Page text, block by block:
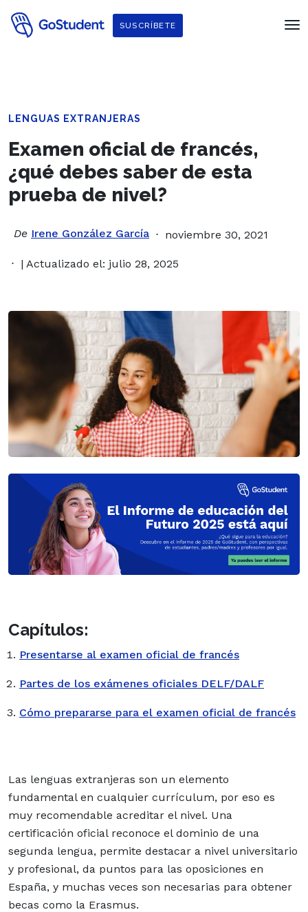
SUSCRÍBETE
LENGUAS EXTRANJERAS
Examen oficial de francés,
¿qué debes saber de esta
prueba de nivel?
De Irene González García noviembre 30, 2021
| Actualizado el: julio 28, 2025
Capítulos:
Presentarse al examen oficial de francés
Partes de los exámenes oficiales DELF/DALF
Cómo prepararse para el examen oficial de francés
Las lenguas extranjeras son un elemento
fundamental en cualquier currículum, por eso es
muy recomendable acreditar el nivel. Una
certificación oficial reconoce el dominio de una
segunda lengua, permite destacar a nivel universitario
y profesional, da puntos para las oposiciones en
España, y muchas veces son necesarias para obtener
becas como la Erasmus.